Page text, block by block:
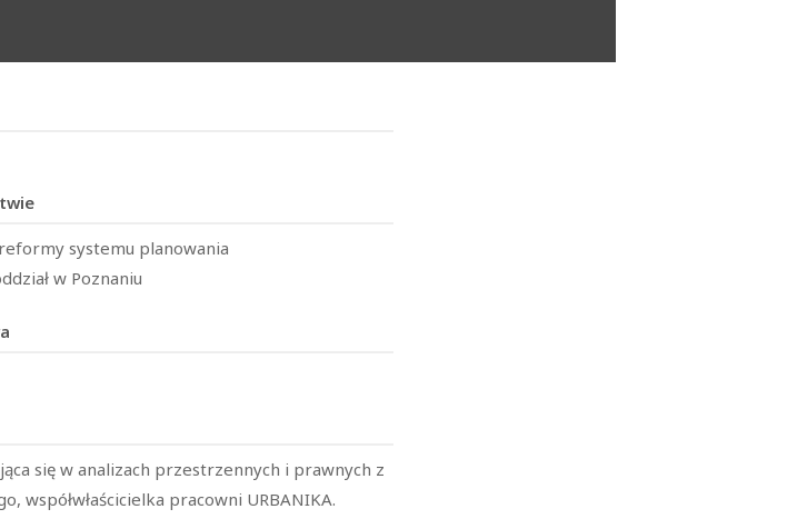
systemu planowania
w Poznaniu
się w analizach przestrzennych i prawnych z
współwłaścicielka pracowni URBANIKA.